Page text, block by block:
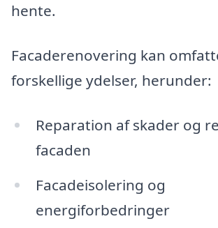
hente.
Facaderenovering kan
forskellige ydelser, herunder:
Reparation af skader og
facaden
Facadeisolering og
energiforbedringer